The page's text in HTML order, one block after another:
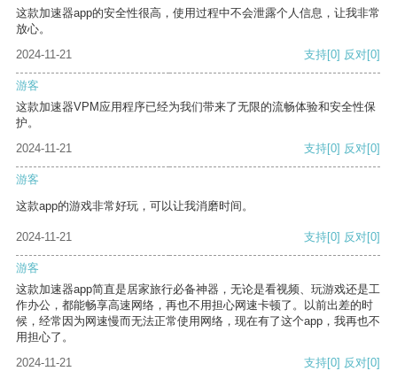
这款加速器app的安全性很高，使用过程中不会泄露个人信息，让我非常
放心。
2024-11-21
支持[0] 反对[0]
游客
这款加速器VPM应用程序已经为我们带来了无限的流畅体验和安全性保
护。
2024-11-21
支持[0] 反对[0]
游客
这款app的游戏非常好玩，可以让我消磨时间。
2024-11-21 支持[0] 反对[0]
游客
这款加速器app简直是居家旅行必备神器，无论是看视频、玩游戏还是工
作办公，都能畅享高速网络，再也不用担心网速卡顿了。以前出差的时
候，经常因为网速慢而无法正常使用网络，现在有了这个app，我再也不
用担心了。
2024-11-21
支持[0] 反对[0]